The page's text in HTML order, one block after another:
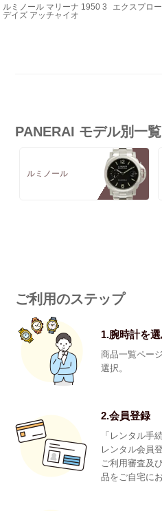
ルミノール マリーナ 1950 3
デイズ アッチャイオ
エクスプロ
PANERAI モデル別一覧
ルミノール
ご利用のステップ
1.腕時計を
商品一覧ペー
選択。
2.会員登録
「レンタル手
レンタル会員
ご利用審査及
品をご自宅に